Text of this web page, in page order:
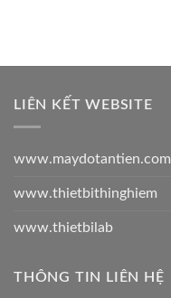
LIÊN KẾT WEBSITE
www.maydotantien.com
www.thietbithinghiem
www.thietbilab
THÔNG TIN LIÊN HỆ